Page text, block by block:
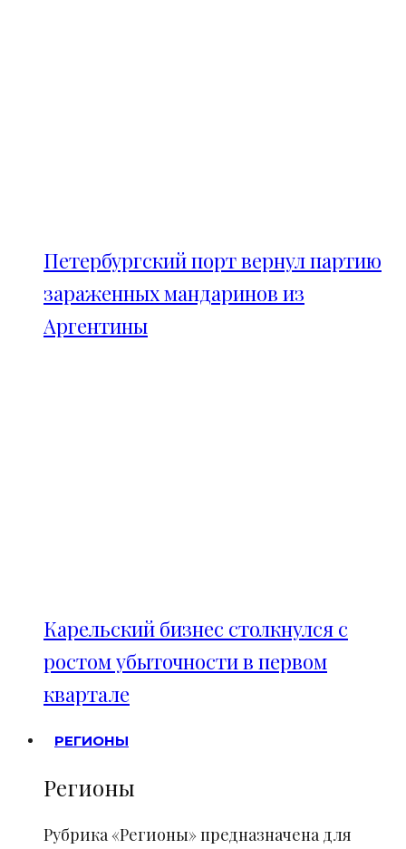
Петербургский порт вернул партию
зараженных мандаринов из
Аргентины
Карельский бизнес столкнулся с
ростом убыточности в первом
квартале
РЕГИОНЫ
Регионы
Рубрика «Регионы» предназначена для